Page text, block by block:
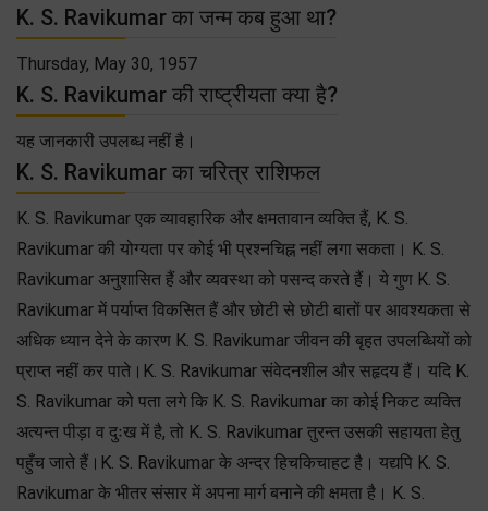
K. S. Ravikumar का जन्म कब हुआ था?
Thursday, May 30, 1957
K. S. Ravikumar की राष्ट्रीयता क्या है?
यह जानकारी उपलब्ध नहीं है।
K. S. Ravikumar का चरित्र राशिफल
K. S. Ravikumar एक व्यावहारिक और क्षमतावान व्यक्ति हैं, K. S.
Ravikumar की योग्यता पर कोई भी प्रश्नचिह्न नहीं लगा सकता। K. S.
Ravikumar अनुशासित हैं और व्यवस्था को पसन्द करते हैं। ये गुण K. S.
Ravikumar में पर्याप्त विकसित हैं और छोटी से छोटी बातों पर आवश्यकता से
अधिक ध्यान देने के कारण K. S. Ravikumar जीवन की बृहत उपलब्धियों को
प्राप्त नहीं कर पाते।K. S. Ravikumar संवेदनशील और सहृदय हैं। यदि K.
S. Ravikumar को पता लगे कि K. S. Ravikumar का कोई निकट व्यक्ति
अत्यन्त पीड़ा व दुःख में है, तो K. S. Ravikumar तुरन्त उसकी सहायता हेतु
पहुँच जाते हैं।K. S. Ravikumar के अन्दर हिचकिचाहट है। यद्यपि K. S.
Ravikumar के भीतर संसार में अपना मार्ग बनाने की क्षमता है। K. S.